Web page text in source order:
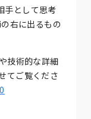
手として思考
右に出るもの
技術的な詳細
てご覧くださ